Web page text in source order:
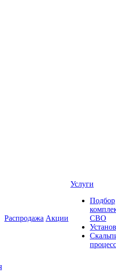
Распродажа Акции
Услуги
Подбор
СВО